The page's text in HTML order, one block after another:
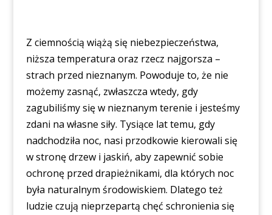
Z ciemnością wiążą się niebezpieczeństwa,
niższa temperatura oraz rzecz najgorsza –
strach przed nieznanym. Powoduje to, że nie
możemy zasnąć, zwłaszcza wtedy, gdy
zagubiliśmy się w nieznanym terenie i jesteśmy
zdani na własne siły. Tysiące lat temu, gdy
nadchodziła noc, nasi przodkowie kierowali się
w stronę drzew i jaskiń, aby zapewnić sobie
ochronę przed drapieżnikami, dla których noc
była naturalnym środowiskiem. Dlatego też
ludzie czują nieprzepartą chęć schronienia się